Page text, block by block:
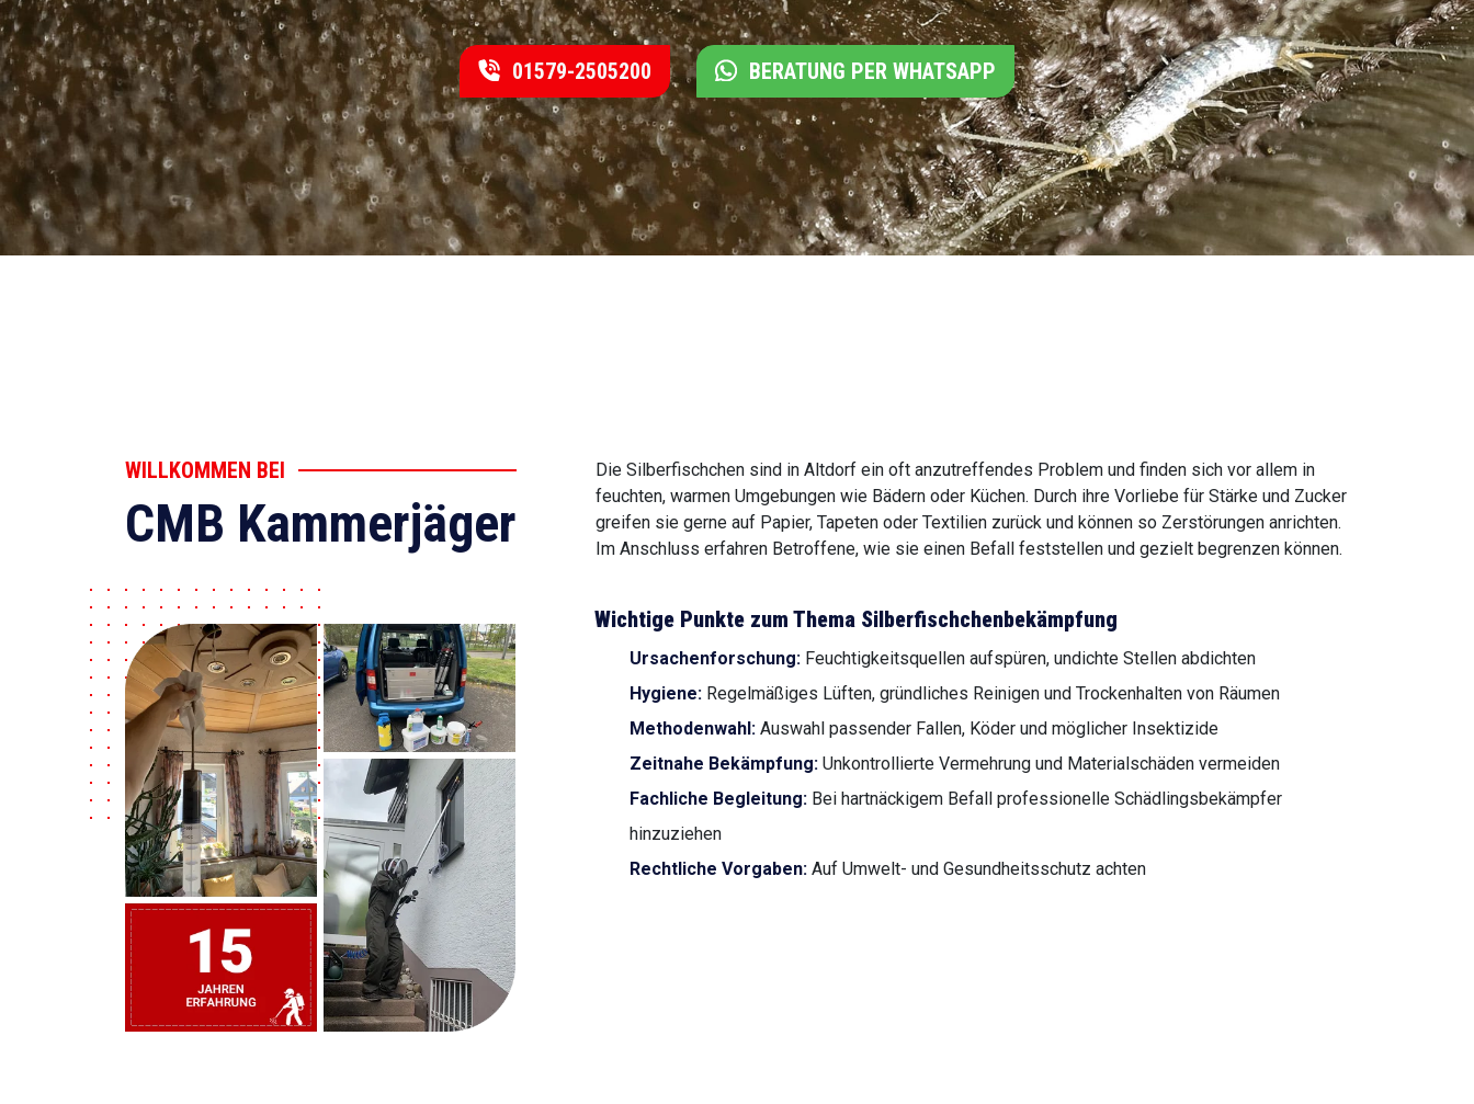
01579-2505200 BERATUNG PER WHATSAPP
WILLKOMMEN BEI
CMB Kammerjäger
Die Silberfischchen sind in Altdorf ein oft anzutreffendes Problem und finden sich vor allem in
feuchten, warmen Umgebungen wie Bädern oder Küchen. Durch ihre Vorliebe für Stärke und Zucker
greifen sie gerne auf Papier, Tapeten oder Textilien zurück und können so Zerstörungen anrichten.
Im Anschluss erfahren Betroffene, wie sie einen Befall feststellen und gezielt begrenzen können.
Wichtige Punkte zum Thema Silberfischchenbekämpfung
Ursachenforschung: Feuchtigkeitsquellen aufspüren, undichte Stellen abdichten
Hygiene: Regelmäßiges Lüften, gründliches Reinigen und Trockenhalten von Räumen
Methodenwahl: Auswahl passender Fallen, Köder und möglicher Insektizide
Zeitnahe Bekämpfung: Unkontrollierte Vermehrung und Materialschäden vermeiden
Fachliche Begleitung: Bei hartnäckigem Befall professionelle Schädlingsbekämpfer
hinzuziehen
Rechtliche Vorgaben: Auf Umwelt- und Gesundheitsschutz achten